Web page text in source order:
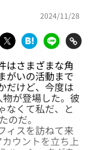
2024/11/28
はさまざまな角
がいの活動まで
だけど、今度は
が登場した。彼
なくて私だ、と
のだ。
ィスを訪ねて来
ウントを立ち上